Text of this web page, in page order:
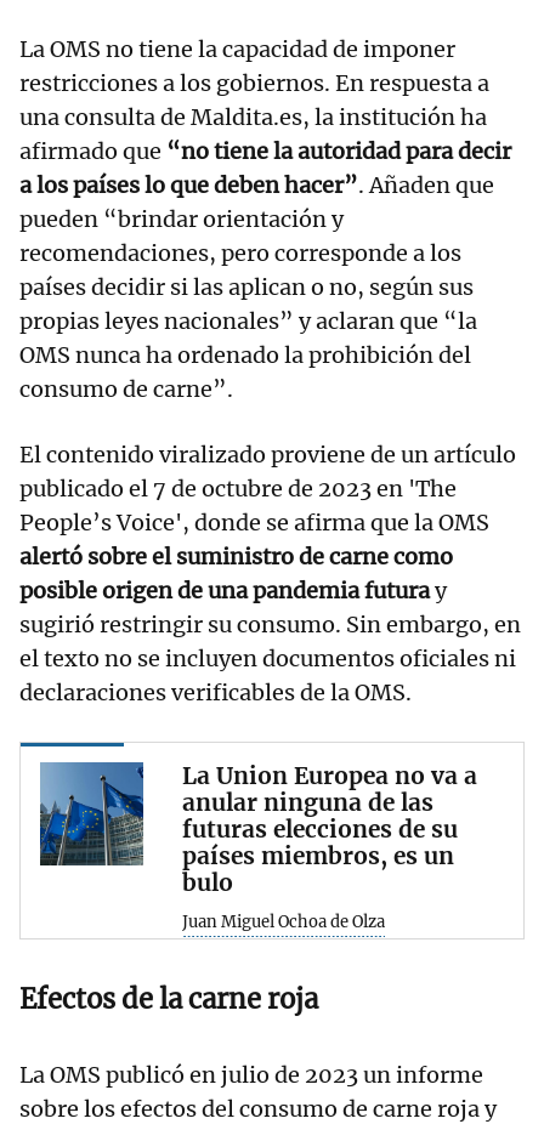
La OMS no tiene la capacidad de imponer
restricciones a los gobiernos. En respuesta a
una consulta de Maldita.es, la institución ha
afirmado que “no tiene la autoridad para decir
a los países lo que deben hacer”. Añaden que
pueden “brindar orientación y
recomendaciones, pero corresponde a los
países decidir si las aplican o no, según sus
propias leyes nacionales” y aclaran que “la
OMS nunca ha ordenado la prohibición del
consumo de carne”.
El contenido viralizado proviene de un artículo
publicado el 7 de octubre de 2023 en 'The
People’s Voice', donde se afirma que la OMS
alertó sobre el suministro de carne como
posible origen de una pandemia futuray
sugirió restringir su consumo. Sin embargo, en
el texto no se incluyen documentos oficiales ni
declaraciones verificables de la OMS.
La Union Europea no va a
anular ninguna de las
futuras elecciones de su
países miembros, es un
bulo
Juan Miguel Ochoa de Olza
Efectos de la carne roja
La OMS publicó en julio de 2023 un informe
sobre los efectos del consumo de carne roja y